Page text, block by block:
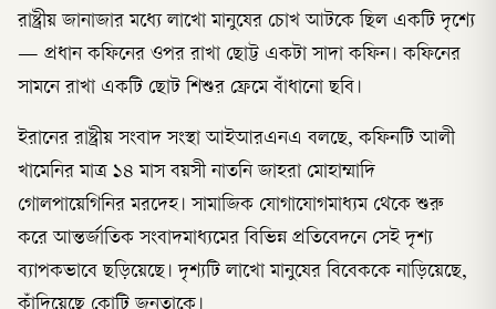
রাষ্ট্রীয় জানাজার মধ্যে লাখো মানুষের চোখ আটকে ছিল একটি দৃশ্যে
— প্রধান কফিনের ওপর রাখা ছোট্ট একটা সাদা কফিন। কফিনের
সামনে রাখা একটি ছোট শিশুর ফ্রেমে বাঁধানো ছবি।
ইরানের রাষ্ট্রীয় সংবাদ সংস্থা আইআরএনএ বলছে, কফিনটি আলী
খামেনির মাত্র ১৪ মাস বয়সী নাতনি জাহরা মোহাম্মাদি
গোলপায়েগিনির মরদেহ। সামাজিক যোগাযোগমাধ্যম থেকে শুরু
করে আন্তর্জাতিক সংবাদমাধ্যমের বিভিন্ন প্রতিবেদনে সেই দৃশ্য
ব্যাপকভাবে ছড়িয়েছে। দৃশ্যটি লাখো মানুষের বিবেককে নাড়িয়েছে,
কাঁদিয়েছে কোটি জনতাকে।